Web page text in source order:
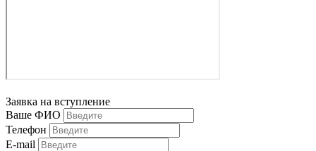
Заявка на вступление
Ваше ФИО
Телефон
E-mail